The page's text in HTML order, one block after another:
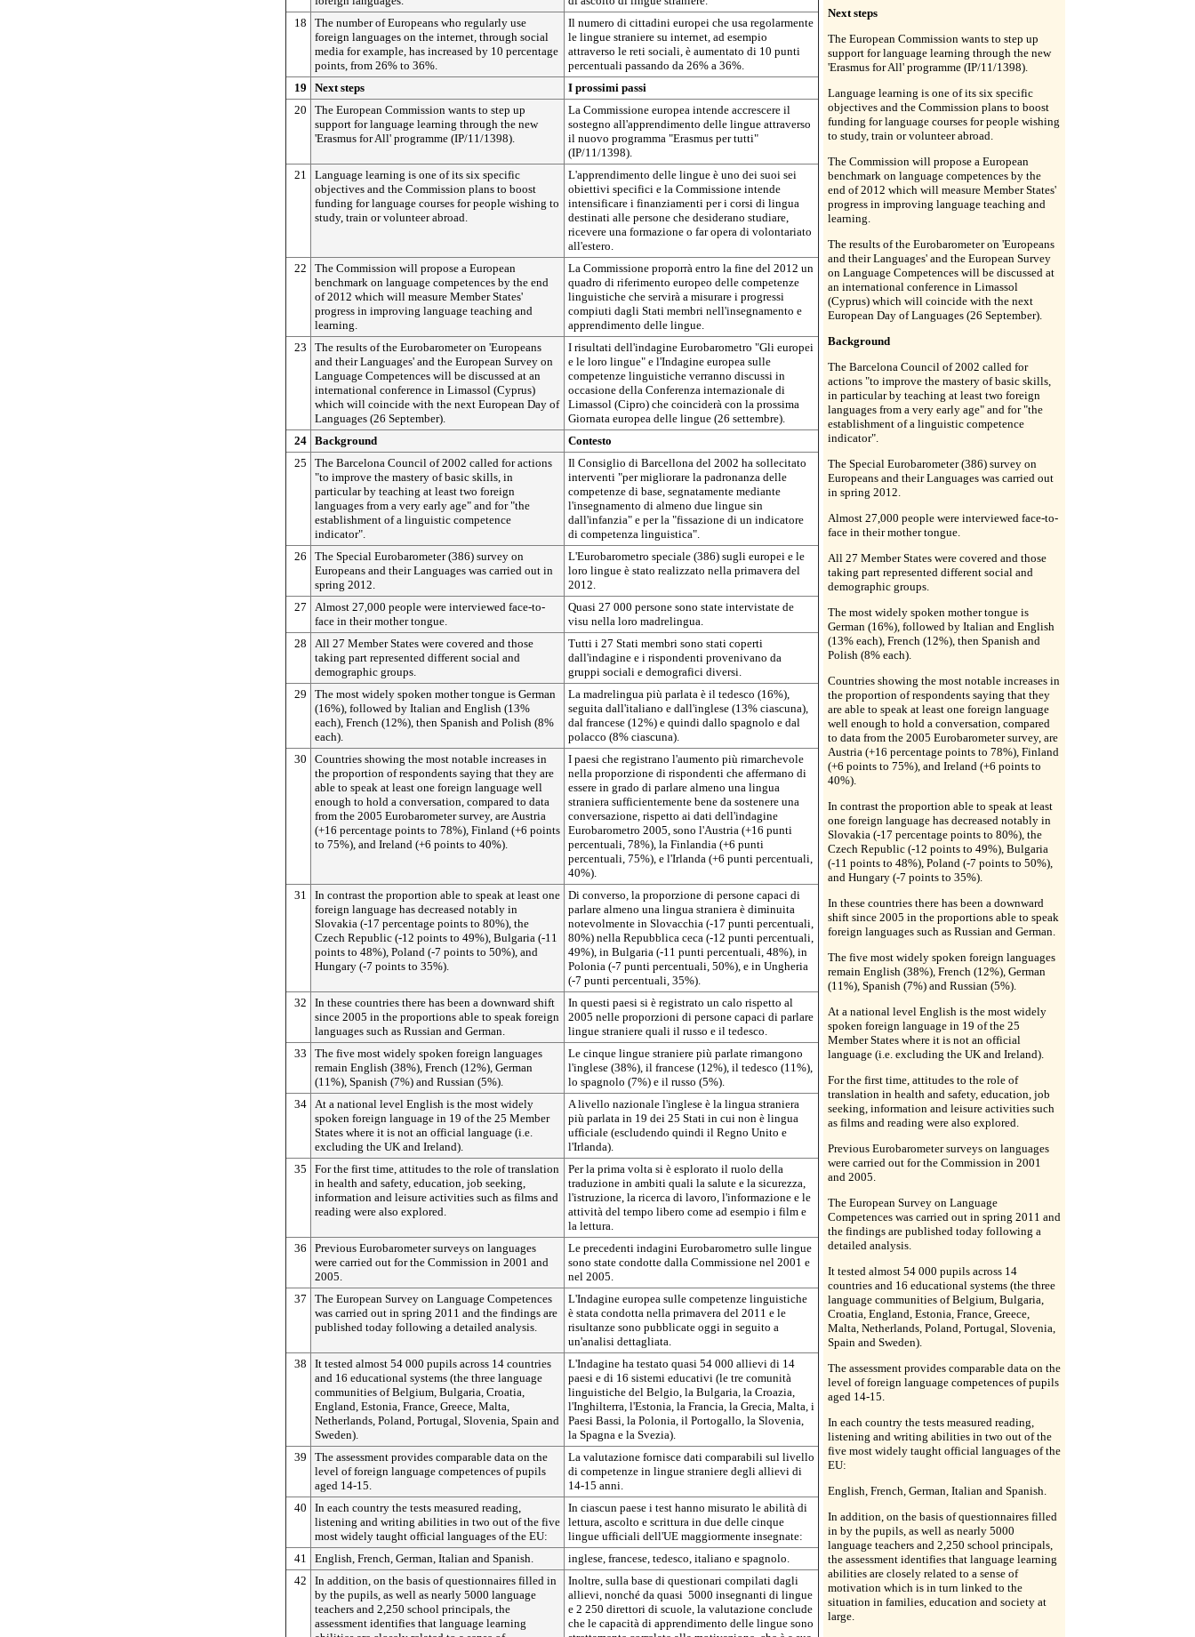
18
The number of Europeans who regularly use
foreign languages on the internet, through social
media for example, has increased by 10 percentage
points, from 26% to 36%.
Il numero di cittadini europei che usa regolarmente
le lingue straniere su internet, ad esempio
attraverso le reti sociali, è aumentato di 10 punti
percentuali passando da 26% a 36%.
19
Next steps
I prossimi passi
20
The European Commission wants to step up
support for language learning through the new
'Erasmus for All' programme (IP/11/1398).
La Commissione europea intende accrescere il
sostegno all'apprendimento delle lingue attraverso
il nuovo programma "Erasmus per tutti"
(IP/11/1398).
21
Language learning is one of its six specific
objectives and the Commission plans to boost
funding for language courses for people wishing to
study, train or volunteer abroad.
L'apprendimento delle lingue è uno dei suoi sei
obiettivi specifici e la Commissione intende
intensificare i finanziamenti per i corsi di lingua
destinati alle persone che desiderano studiare,
ricevere una formazione o far opera di volontariato
all'estero.
22
The Commission will propose a European
benchmark on language competences by the end
of 2012 which will measure Member States'
progress in improving language teaching and
learning.
La Commissione proporrà entro la fine del 2012 un
quadro di riferimento europeo delle competenze
linguistiche che servirà a misurare i progressi
compiuti dagli Stati membri nell'insegnamento e
apprendimento delle lingue.
23
The results of the Eurobarometer on 'Europeans
and their Languages' and the European Survey on
Language Competences will be discussed at an
international conference in Limassol (Cyprus)
which will coincide with the next European Day of
Languages (26 September).
I risultati dell'indagine Eurobarometro "Gli europei
e le loro lingue" e l'Indagine europea sulle
competenze linguistiche verranno discussi in
occasione della Conferenza internazionale di
Limassol (Cipro) che coinciderà con la prossima
Giornata europea delle lingue (26 settembre).
24 Background
Contesto
25
The Barcelona Council of 2002 called for actions
"to improve the mastery of basic skills, in
particular by teaching at least two foreign
languages from a very early age" and for "the
establishment of a linguistic competence
indicator".
Il Consiglio di Barcellona del 2002 ha sollecitato
interventi "per migliorare la padronanza delle
competenze di base, segnatamente mediante
l'insegnamento di almeno due lingue sin
dall'infanzia" e per la "fissazione di un indicatore
di competenza linguistica".
26
The Special Eurobarometer (386) survey on
Europeans and their Languages was carried out in
spring 2012.
L'Eurobarometro speciale (386) sugli europei e le
loro lingue è stato realizzato nella primavera del
2012.
27
Almost 27,000 people were interviewed face-to-
face in their mother tongue.
Quasi 27 000 persone sono state intervistate de
visu nella loro madrelingua.
28
All 27 Member States were covered and those
taking part represented different social and
demographic groups.
Tutti i 27 Stati membri sono stati coperti
dall'indagine e i rispondenti provenivano da
gruppi sociali e demografici diversi.
29
The most widely spoken mother tongue is German
(16%), followed by Italian and English (13%
each), French (12%), then Spanish and Polish (8%
each).
La madrelingua più parlata è il tedesco (16%),
seguita dall'italiano e dall'inglese (13% ciascuna),
dal francese (12%) e quindi dallo spagnolo e dal
polacco (8% ciascuna).
30
Countries showing the most notable increases in
the proportion of respondents saying that they are
able to speak at least one foreign language well
enough to hold a conversation, compared to data
from the 2005 Eurobarometer survey, are Austria
(+16 percentage points to 78%), Finland (+6 points
to 75%), and Ireland (+6 points to 40%).
I paesi che registrano l'aumento più rimarchevole
nella proporzione di rispondenti che affermano di
essere in grado di parlare almeno una lingua
straniera sufficientemente bene da sostenere una
conversazione, rispetto ai dati dell'indagine
Eurobarometro 2005, sono l'Austria (+16 punti
percentuali, 78%), la Finlandia (+6 punti
percentuali, 75%), e l'Irlanda (+6 punti percentuali,
40%).
31
In contrast the proportion able to speak at least one
foreign language has decreased notably in
Slovakia (-17 percentage points to 80%), the
Czech Republic (-12 points to 49%), Bulgaria (-11
points to 48%), Poland (-7 points to 50%), and
Hungary (-7 points to 35%).
Di converso, la proporzione di persone capaci di
parlare almeno una lingua straniera è diminuita
notevolmente in Slovacchia (-17 punti percentuali,
80%) nella Repubblica ceca (-12 punti percentuali,
49%), in Bulgaria (-11 punti percentuali, 48%), in
Polonia (-7 punti percentuali, 50%), e in Ungheria
(-7 punti percentuali, 35%).
32
In these countries there has been a downward shift
since 2005 in the proportions able to speak foreign
languages such as Russian and German.
In questi paesi si è registrato un calo rispetto al
2005 nelle proporzioni di persone capaci di parlare
lingue straniere quali il russo e il tedesco.
33
The five most widely spoken foreign languages
remain English (38%), French (12%), German
(11%), Spanish (7%) and Russian (5%).
Le cinque lingue straniere più parlate rimangono
l'inglese (38%), il francese (12%), il tedesco (11%),
lo spagnolo (7%) e il russo (5%).
34
At a national level English is the most widely
spoken foreign language in 19 of the 25 Member
States where it is not an official language (i.e.
excluding the UK and Ireland).
A livello nazionale l'inglese è la lingua straniera
più parlata in 19 dei 25 Stati in cui non è lingua
ufficiale (escludendo quindi il Regno Unito e
l'Irlanda).
35
For the first time, attitudes to the role of translation
in health and safety, education, job seeking,
information and leisure activities such as films and
reading were also explored.
Per la prima volta si è esplorato il ruolo della
traduzione in ambiti quali la salute e la sicurezza,
l'istruzione, la ricerca di lavoro, l'informazione e le
attività del tempo libero come ad esempio i film e
la lettura.
36
Previous Eurobarometer surveys on languages
were carried out for the Commission in 2001 and
2005.
Le precedenti indagini Eurobarometro sulle lingue
sono state condotte dalla Commissione nel 2001 e
nel 2005.
37
The European Survey on Language Competences
was carried out in spring 2011 and the findings are
published today following a detailed analysis.
L'Indagine europea sulle competenze linguistiche
è stata condotta nella primavera del 2011 e le
risultanze sono pubblicate oggi in seguito a
un'analisi dettagliata.
38
It tested almost 54 000 pupils across 14 countries
and 16 educational systems (the three language
communities of Belgium, Bulgaria, Croatia,
England, Estonia, France, Greece, Malta,
Netherlands, Poland, Portugal, Slovenia, Spain and
Sweden).
L'Indagine ha testato quasi 54 000 allievi di 14
paesi e di 16 sistemi educativi (le tre comunità
linguistiche del Belgio, la Bulgaria, la Croazia,
l'Inghilterra, l'Estonia, la Francia, la Grecia, Malta, i
Paesi Bassi, la Polonia, il Portogallo, la Slovenia,
la Spagna e la Svezia).
39
The assessment provides comparable data on the
level of foreign language competences of pupils
aged 14-15.
La valutazione fornisce dati comparabili sul livello
di competenze in lingue straniere degli allievi di
14-15 anni.
40
In each country the tests measured reading,
listening and writing abilities in two out of the five
most widely taught official languages of the EU:
In ciascun paese i test hanno misurato le abilità di
lettura, ascolto e scrittura in due delle cinque
lingue ufficiali dell'UE maggiormente insegnate:
41
English, French, German, Italian and Spanish.
inglese, francese, tedesco, italiano e spagnolo.
42
In addition, on the basis of questionnaires filled in
by the pupils, as well as nearly 5000 language
teachers and 2,250 school principals, the
assessment identifies that language learning
Inoltre, sulla base di questionari compilati dagli
allievi, nonché da quasi 5000 insegnanti di lingue
e 2 250 direttori di scuole, la valutazione conclude
che le capacità di apprendimento delle lingue sono
Next steps
The European Commission wants to step up
support for language learning through the new
'Erasmus for All' programme (IP/11/1398).
Language learning is one of its six specific
objectives and the Commission plans to boost
funding for language courses for people wishing
to study, train or volunteer abroad.
The Commission will propose a European
benchmark on language competences by the
end of 2012 which will measure Member States'
progress in improving language teaching and
learning.
The results of the Eurobarometer on 'Europeans
and their Languages' and the European Survey
on Language Competences will be discussed at
an international conference in Limassol
(Cyprus) which will coincide with the next
European Day of Languages (26 September).
Background
The Barcelona Council of 2002 called for
actions "to improve the mastery of basic skills,
in particular by teaching at least two foreign
languages from a very early age" and for "the
establishment of a linguistic competence
indicator".
The Special Eurobarometer (386) survey on
Europeans and their Languages was carried out
in spring 2012.
Almost 27,000 people were interviewed face-to-
face in their mother tongue.
All 27 Member States were covered and those
taking part represented different social and
demographic groups.
The most widely spoken mother tongue is
German (16%), followed by Italian and English
(13% each), French (12%), then Spanish and
Polish (8% each).
Countries showing the most notable increases in
the proportion of respondents saying that they
are able to speak at least one foreign language
well enough to hold a conversation, compared
to data from the 2005 Eurobarometer survey, are
Austria (+16 percentage points to 78%), Finland
(+6 points to 75%), and Ireland (+6 points to
40%).
In contrast the proportion able to speak at least
one foreign language has decreased notably in
Slovakia (-17 percentage points to 80%), the
Czech Republic (-12 points to 49%), Bulgaria
(-11 points to 48%), Poland (-7 points to 50%),
and Hungary (-7 points to 35%).
In these countries there has been a downward
shift since 2005 in the proportions able to speak
foreign languages such as Russian and German.
The five most widely spoken foreign languages
remain English (38%), French (12%), German
(11%), Spanish (7%) and Russian (5%).
At a national level English is the most widely
spoken foreign language in 19 of the 25
Member States where it is not an official
language (i.e. excluding the UK and Ireland).
For the first time, attitudes to the role of
translation in health and safety, education, job
seeking, information and leisure activities such
as films and reading were also explored.
Previous Eurobarometer surveys on languages
were carried out for the Commission in 2001
and 2005.
The European Survey on Language
Competences was carried out in spring 2011 and
the findings are published today following a
detailed analysis.
It tested almost 54 000 pupils across 14
countries and 16 educational systems (the three
language communities of Belgium, Bulgaria,
Croatia, England, Estonia, France, Greece,
Malta, Netherlands, Poland, Portugal, Slovenia,
Spain and Sweden).
The assessment provides comparable data on the
level of foreign language competences of pupils
aged 14-15.
In each country the tests measured reading,
listening and writing abilities in two out of the
five most widely taught official languages of the
EU:
English, French, German, Italian and Spanish.
In addition, on the basis of questionnaires filled
in by the pupils, as well as nearly 5000
language teachers and 2,250 school principals,
the assessment identifies that language learning
abilities are closely related to a sense of
motivation which is in turn linked to the
situation in families, education and society at
large.